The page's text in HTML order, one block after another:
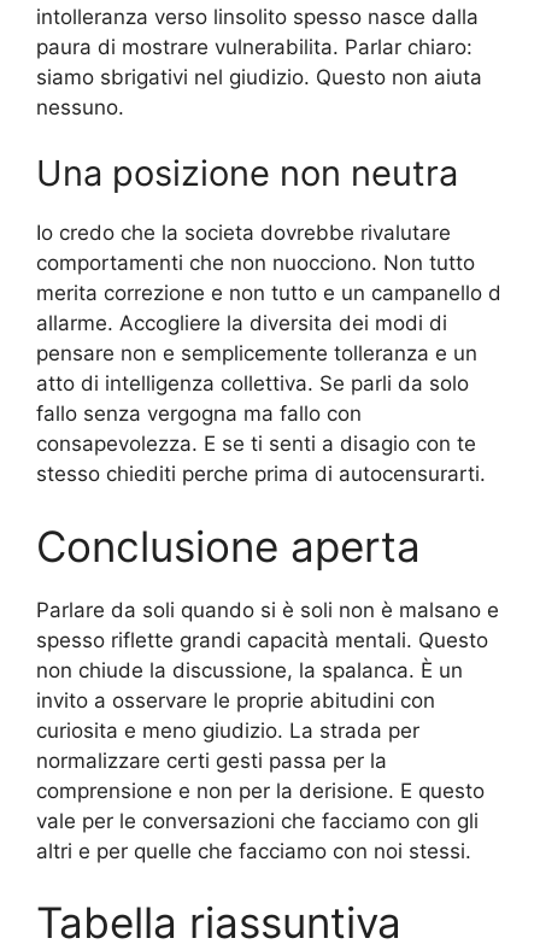
intolleranza verso linsolito spesso nasce dalla
paura di mostrare vulnerabilita. Parlar chiaro:
siamo sbrigativi nel giudizio. Questo non aiuta
nessuno.
Una posizione non neutra
Io credo che la societa dovrebbe rivalutare
comportamenti che non nuocciono. Non tutto
merita correzione e non tutto e un campanello d
allarme. Accogliere la diversita dei modi di
pensare non e semplicemente tolleranza e un
atto di intelligenza collettiva. Se parli da solo
fallo senza vergogna ma fallo con
consapevolezza. E se ti senti a disagio con te
stesso chiediti perche prima di autocensurarti.
Conclusione aperta
Parlare da soli quando si è soli non è malsano e
spesso riflette grandi capacità mentali. Questo
non chiude la discussione, la spalanca. È un
invito a osservare le proprie abitudini con
curiosita e meno giudizio. La strada per
normalizzare certi gesti passa per la
comprensione e non per la derisione. E questo
vale per le conversazioni che facciamo con gli
altri e per quelle che facciamo con noi stessi.
Tabella riassuntiva